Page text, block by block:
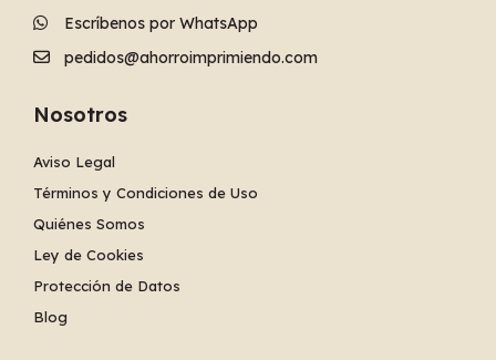
Escríbenos por WhatsApp
pedidos@ahorroimprimiendo.com
Nosotros
Aviso Legal
Términos y Condiciones de Uso
Quiénes Somos
Ley de Cookies
Protección de Datos
Blog